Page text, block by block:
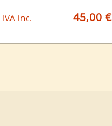
IVA inc. 45,00 €